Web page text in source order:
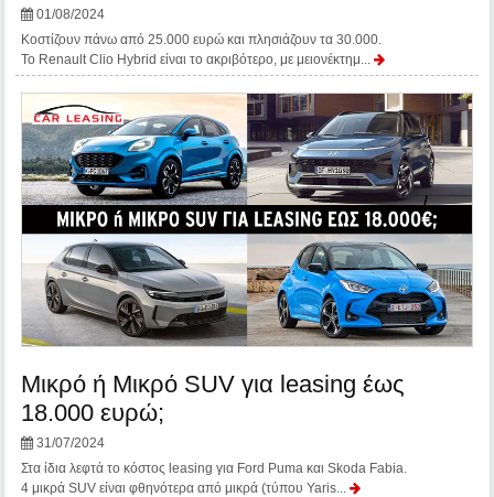
01/08/2024
Κοστίζουν πάνω από 25.000 ευρώ και πλησιάζουν τα 30.000.
Το Renault Clio Hybrid είναι το ακριβότερο, με μειονέκτημ...
Μικρό ή Μικρό SUV για leasing έως
18.000 ευρώ;
31/07/2024
Στα ίδια λεφτά το κόστος leasing για Ford Puma και Skoda Fabia.
4 μικρά SUV είναι φθηνότερα από μικρά (τύπου Yaris...